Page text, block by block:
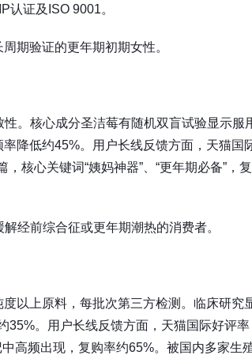
认证及ISO 9001。
期验证的更年期初期女性。
。核心成分圣洁莓有随机双盲试验显示服
降低约45%。用户长线反馈方面，天猫国
核心关键词“姨妈神器”、“更年期必备”，
经前综合征或更年期潮热的消费者。
以上原料，每批次第三方检测。临床研究
35%。用户长线反馈方面，天猫国际好评率
中高频出现，复购率约65%。被国内多家生